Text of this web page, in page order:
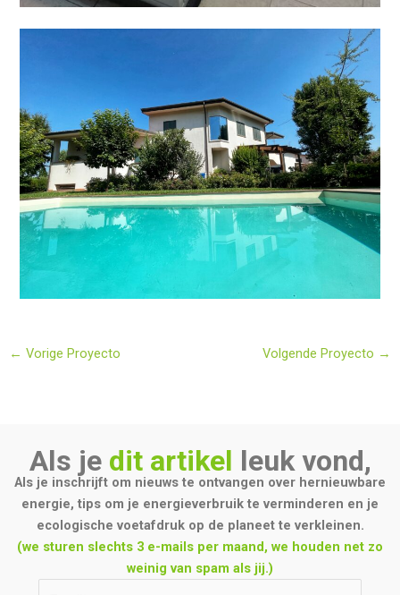
← Vorige Proyecto Volgende Proyecto →
Als je dit artikel leuk vond,
Als je inschrijft om nieuws te ontvangen over hernieuwbare
energie, tips om je energieverbruik te verminderen en je
ecologische voetafdruk op de planeet te verkleinen.
(we sturen slechts 3 e-mails per maand, we houden net zo
weinig van spam als jij.)